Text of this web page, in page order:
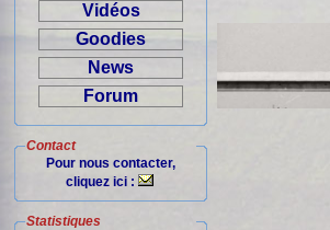
Vidéos
Goodies
News
Forum
Contact
Pour nous contacter,
cliquez ici :
Statistiques